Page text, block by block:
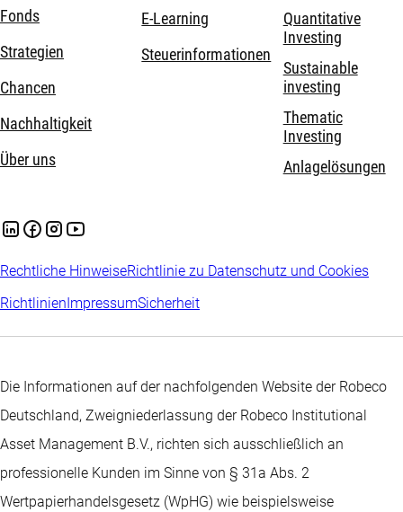
Fonds
Strategien
Chancen
Nachhaltigkeit
Über uns
E-Learning
Steuerinformationen
Quantitative
Investing
Sustainable
investing
Thematic
Investing
Anlagelösungen
Rechtliche HinweiseRichtlinie zu Datenschutz und Cookies
Richtlinien ImpressumSicherheit
Die Informationen auf der nachfolgenden Website der Robeco
Deutschland, Zweigniederlassung der Robeco Institutional
Asset Management B.V., richten sich ausschließlich an
professionelle Kunden im Sinne von § 31a Abs. 2
Wertpapierhandelsgesetz (WpHG) wie beispielsweise